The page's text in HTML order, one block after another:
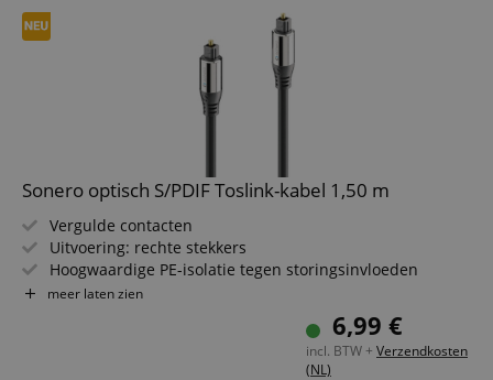
Sonero optisch S/PDIF Toslink-kabel 1,50 m
Vergulde contacten
Uitvoering: rechte stekkers
Hoogwaardige PE-isolatie tegen storingsinvloeden
Lengte: 150 cm
meer laten zien
6,99 €
incl. BTW + Verzendkosten
(NL)